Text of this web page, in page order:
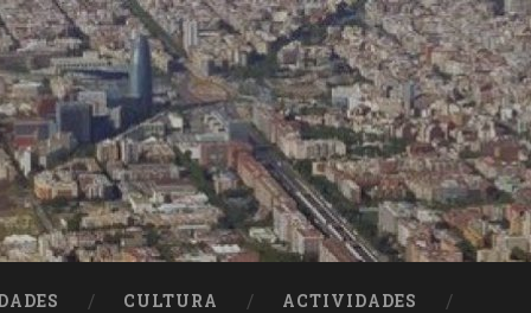
CULTURA ACTIVIDADES